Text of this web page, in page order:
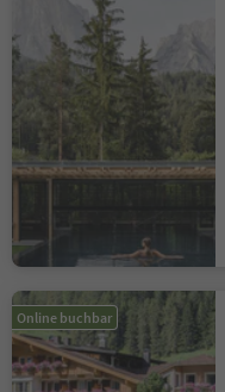
Online buchbar